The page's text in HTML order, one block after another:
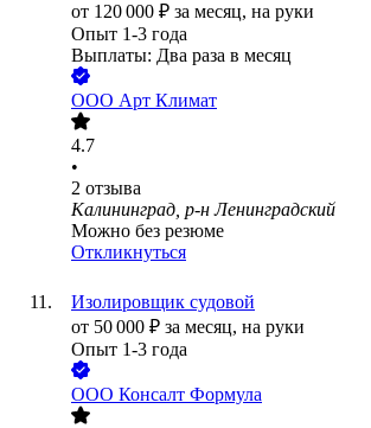
от 120 000 ₽ за месяц, на руки
Опыт 1-3 года
Выплаты: Два раза в месяц
ООО Арт Климат
4.7
•
2 отзыва
Калининград, р-н Ленинградский
Можно без резюме
Откликнуться
Изолировщик судовой
от 50 000 ₽ за месяц, на руки
Опыт 1-3 года
ООО Консалт Формула